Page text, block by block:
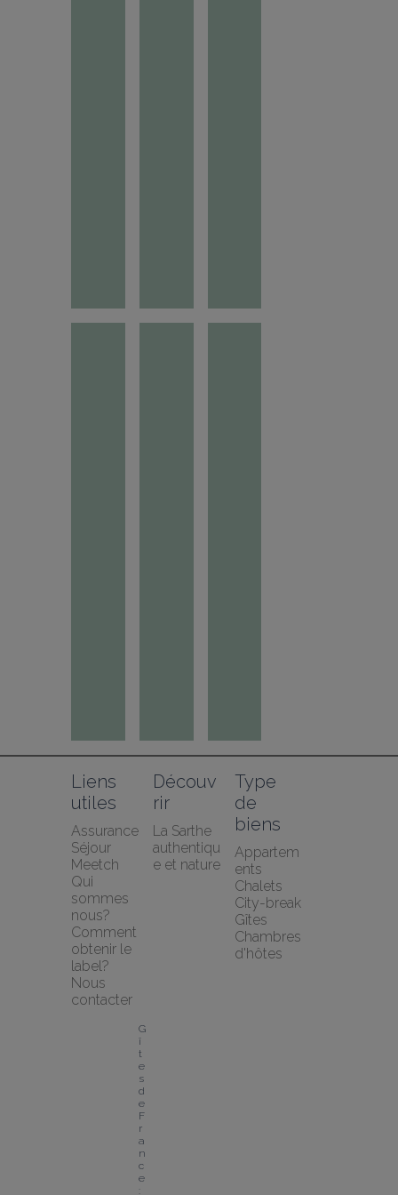
Liens
utiles
Assurance
Séjour
Meetch
Qui
sommes
nous?
Comment
obtenir le
label?
Nous
contacter
Découv
rir
La Sarthe
authentiqu
e et nature
Type
de
biens
Appartem
ents
Chalets
City-break
Gîtes
Chambres
d'hôtes
G
î
t
e
s
d
e
F
r
a
n
c
e
: